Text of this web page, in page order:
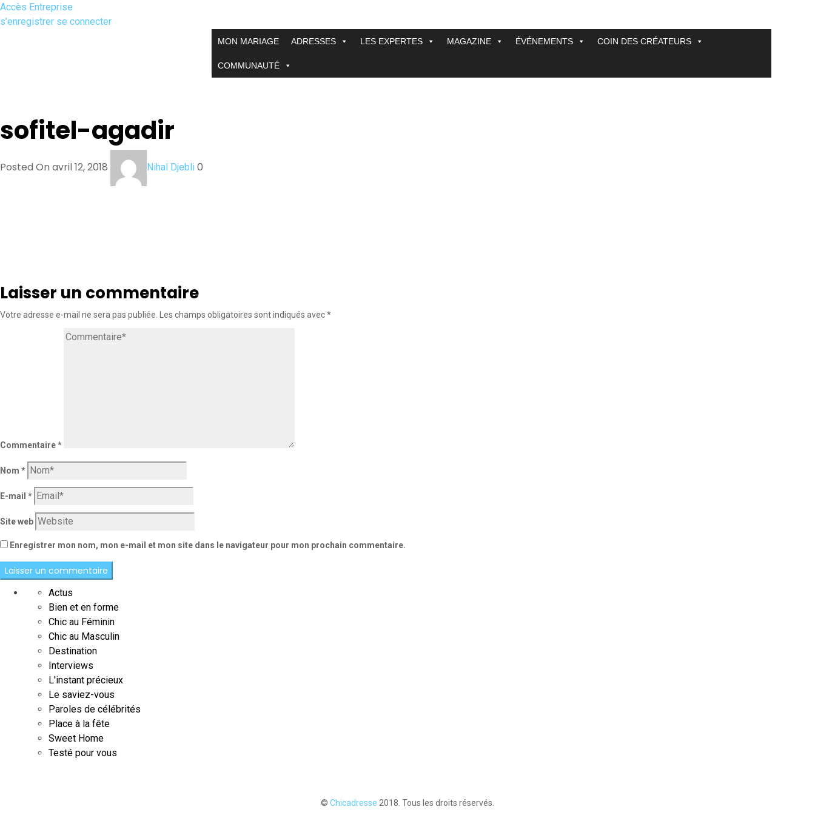
Accès Entreprise
s’enregistrer se connecter
MON MARIAGE ADRESSES LES EXPERTES MAGAZINE ÉVÉNEMENTS COIN DES CRÉATEURS
COMMUNAUTÉ
sofitel-agadir
Posted On avril 12, 2018 Nihal Djebli 0
Laisser un commentaire
Votre adresse e-mail ne sera pas publiée. Les champs obligatoires sont indiqués avec*
Commentaire*
Nom *
E-mail *
Site web
Enregistrer mon nom, mon e-mail et mon site dans le navigateur pour mon prochain commentaire.
Actus
Bien et en forme
Chic au Féminin
Chic au Masculin
Destination
Interviews
L'instant précieux
Le saviez-vous
Paroles de célébrités
Place à la fête
Sweet Home
Testé pour vous
© Chicadresse 2018. Tous les droits réservés.